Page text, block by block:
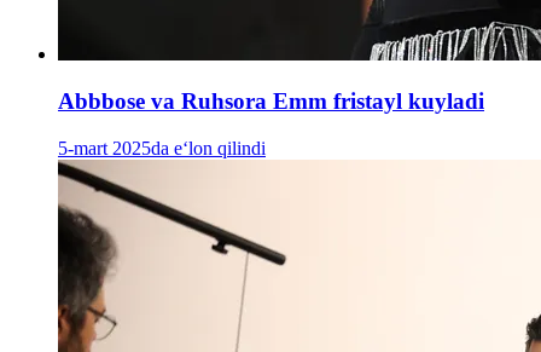
Abbbose va Ruhsora Emm fristayl kuyladi
5-mart 2025da e‘lon qilindi